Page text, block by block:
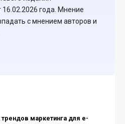
года. Мнение
с мнением авторов и
маркетинга для e-